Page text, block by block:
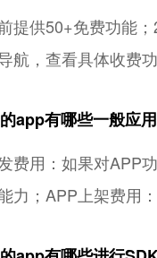
提供50+免费功能
航，查看具体收费
app有哪些一般应
费用：如果对APP
力；APP上架费用